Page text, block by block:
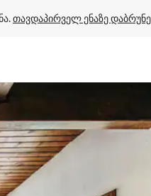
თავდაპირველ ენაზე